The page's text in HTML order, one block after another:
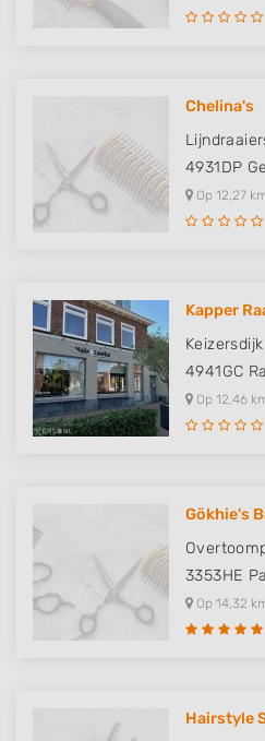
Chelina's
4931DP
Op 12,27
Kapper
4941GC
Op 12,46
Gökhie's
3353HE
Op 14,32
Hairstyle